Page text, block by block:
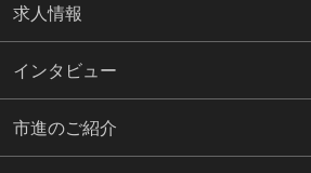
求人情報
インタビュー
市進のご紹介